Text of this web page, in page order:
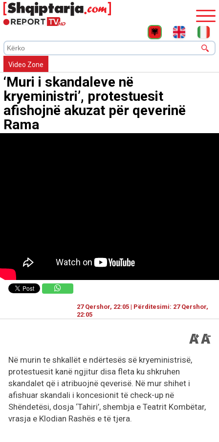
Video Zone
‘Muri i skandaleve në
kryeministri’, protestuesit
afishojnë akuzat për qeverinë
Rama
27 Qershor, 22:05 | Përditesimi: 27 Qershor,
22:05
Në murin te shkallët e ndërtesës së kryeministrisë,
protestuesit kanë ngjitur disa fleta ku shkruhen
skandalet që i atribuojnë qeverisë. Në mur shihet i
afishuar skandali i koncesionit të check-up në
Shëndetësi, dosja ‘Tahiri’, shembja e Teatrit Kombëtar,
vrasja e Klodian Rashës e të tjera.